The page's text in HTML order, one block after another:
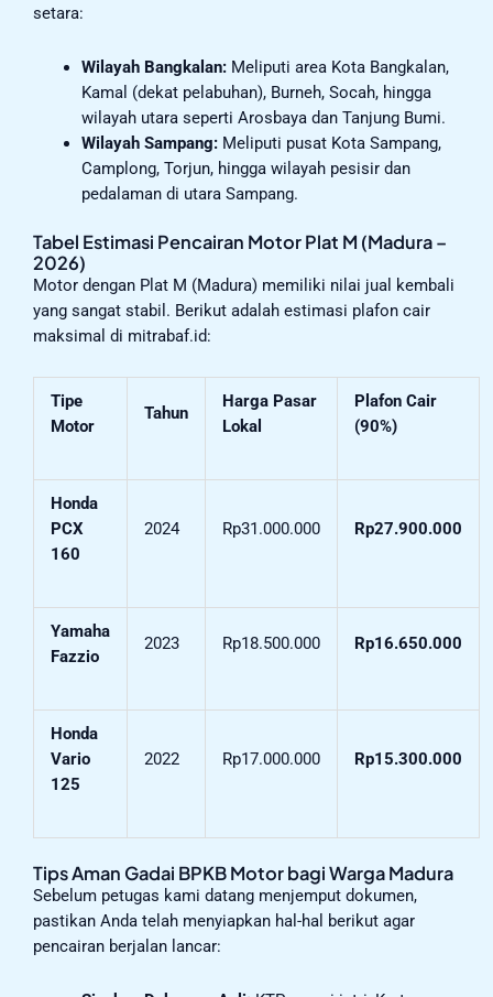
setara:
Wilayah Bangkalan:Meliputi area Kota Bangkalan,
Kamal (dekat pelabuhan), Burneh, Socah, hingga
wilayah utara seperti Arosbaya dan Tanjung Bumi.
Wilayah Sampang:Meliputi pusat Kota Sampang,
Camplong, Torjun, hingga wilayah pesisir dan
pedalaman di utara Sampang.
Tabel Estimasi Pencairan Motor Plat M (Madura –
2026)
Motor dengan Plat M (Madura) memiliki nilai jual kembali
yang sangat stabil. Berikut adalah estimasi plafon cair
maksimal di mitrabaf.id:
Tipe
Motor
Tahun
Harga Pasar
Lokal
Plafon Cair
(90%)
Honda
PCX
160
2024 Rp31.000.000 Rp27.900.000
Yamaha
Fazzio
2023 Rp18.500.000 Rp16.650.000
Honda
Vario
125
2022 Rp17.000.000 Rp15.300.000
Tips Aman Gadai BPKB Motor bagi Warga Madura
Sebelum petugas kami datang menjemput dokumen,
pastikan Anda telah menyiapkan hal-hal berikut agar
pencairan berjalan lancar: